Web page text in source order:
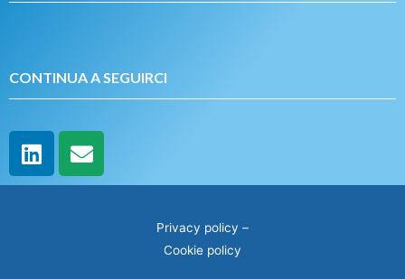
CONTINUA A SEGUIRCI
Privacy policy –
Cookie policy